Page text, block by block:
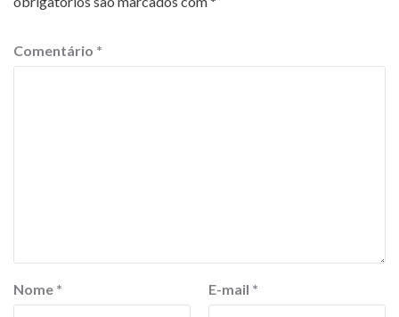
Comentário *
Nome * E-mail *